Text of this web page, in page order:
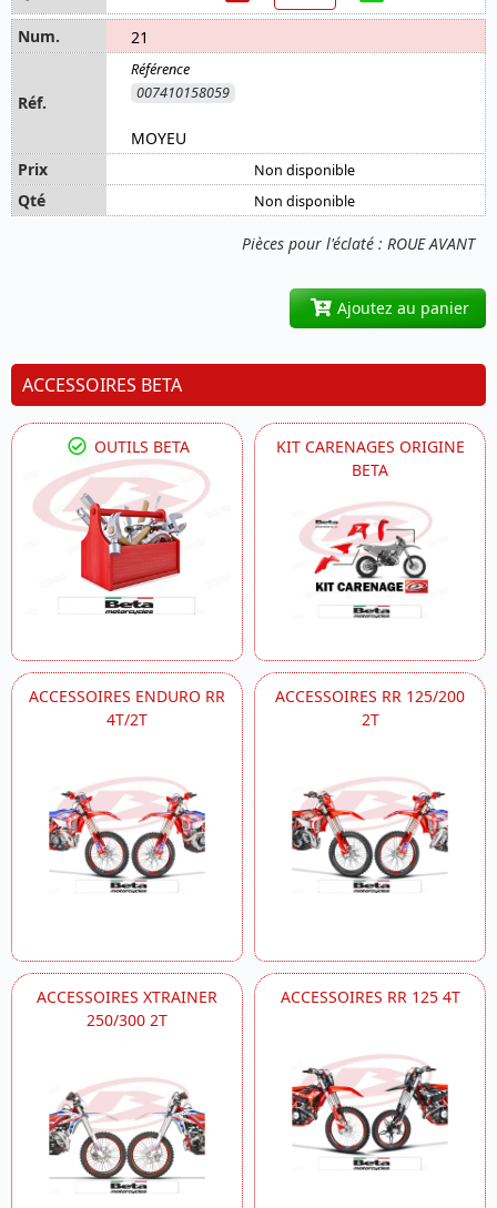
Pièces pour l'éclaté : ROUE AVANT
21
007410158059
MOYEU
Non disponible
Non disponible
Ajoutez au panier
ACCESSOIRES BETA
OUTILS BETA
KIT CARENAGES ORIGINE
BETA
ACCESSOIRES ENDURO RR
4T/2T
ACCESSOIRES RR 125/200
2T
ACCESSOIRES XTRAINER
250/300 2T
ACCESSOIRES RR 125 4T